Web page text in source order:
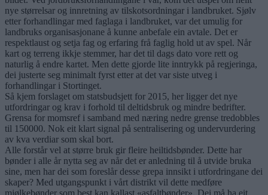
nye størrelsar og innretning av tilskotsordningar i landbruket. Sjølv
etter forhandlingar med faglaga i landbruket, var det umulig for
landbruks organisasjonane å kunne anbefale ein avtale. Det er
respektlaust og setja fag og erfaring frå faglig hold ut av spel. Når
kart og terreng ikkje stemmer, har det til dags dato vore rett og
naturlig å endre kartet. Men dette gjorde lite inntrykk på regjeringa,
dei justerte seg minimalt fyrst etter at det var siste utveg i
forhandlingar i Stortinget.
Så kjem forslaget om statsbudsjett for 2015, her ligger det nye
utfordringar og krav i forhold til deltidsbruk og mindre bedrifter.
Grensa for momsref i samband med næring nedre grense tredobbles
til 150000. Nok eit klart signal på sentralisering og undervurdering
av kva verdiar som skal bort.
Alle forstår vel at større bruk gir fleire heiltidsbønder. Dette har
bønder i alle år nytta seg av når det er anledning til å utvide bruka
sine, men har dei som foreslår desse grepa innsikt i utfordringane dei
skaper? Med utgangspunkt i vårt distrikt vil dette medføre
mjølkebønder som best kan kallast «asfaltbønder». Dei må ha eit